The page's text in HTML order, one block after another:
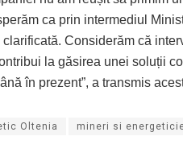
ca prin intermediul
Considerăm că
la găsirea unei soluții
în prezent”, a transmis
Oltenia mineri si